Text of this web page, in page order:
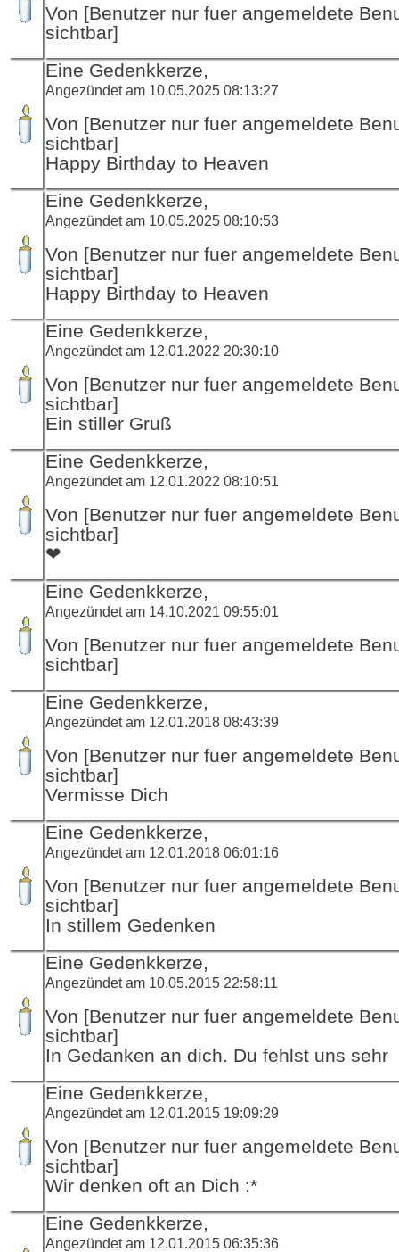
Von [Benutzer nur fuer angemeldete
sichtbar]
Eine Gedenkkerze,
Angezündet am 10.05.2025 08:13:27
Von [Benutzer nur fuer angemeldete
sichtbar]
Happy Birthday to Heaven
Eine Gedenkkerze,
Angezündet am 10.05.2025 08:10:53
Von [Benutzer nur fuer angemeldete
sichtbar]
Happy Birthday to Heaven
Eine Gedenkkerze,
Angezündet am 12.01.2022 20:30:10
Von [Benutzer nur fuer angemeldete
sichtbar]
Ein stiller Gruß
Eine Gedenkkerze,
Angezündet am 12.01.2022 08:10:51
Von [Benutzer nur fuer angemeldete
sichtbar]
❤
Eine Gedenkkerze,
Angezündet am 14.10.2021 09:55:01
Von [Benutzer nur fuer angemeldete
sichtbar]
Eine Gedenkkerze,
Angezündet am 12.01.2018 08:43:39
Von [Benutzer nur fuer angemeldete
sichtbar]
Vermisse Dich
Eine Gedenkkerze,
Angezündet am 12.01.2018 06:01:16
Von [Benutzer nur fuer angemeldete
sichtbar]
In stillem Gedenken
Eine Gedenkkerze,
Angezündet am 10.05.2015 22:58:11
Von [Benutzer nur fuer angemeldete
sichtbar]
In Gedanken an dich. Du fehlst uns sehr
Eine Gedenkkerze,
Angezündet am 12.01.2015 19:09:29
Von [Benutzer nur fuer angemeldete
sichtbar]
Wir denken oft an Dich :*
Eine Gedenkkerze,
Angezündet am 12.01.2015 06:35:36